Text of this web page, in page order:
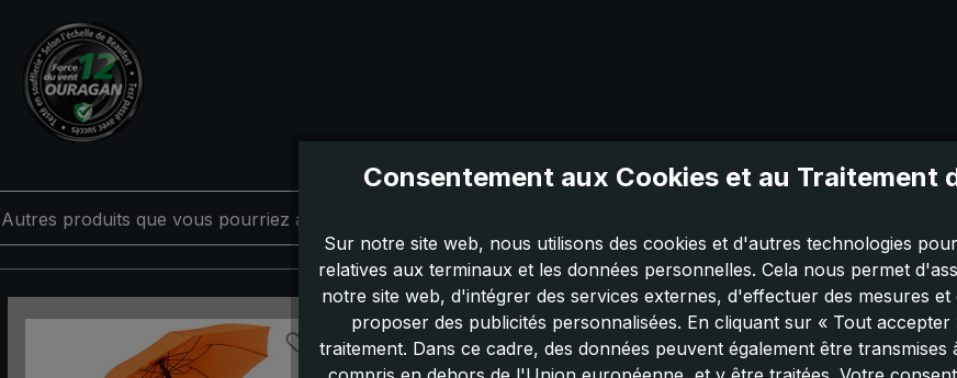
Autres produits que vous pourriez aimer :
Consentement aux Cookies et au Traitement
Sur notre site web, nous utilisons des cookies et d'autres technologies
relatives aux terminaux et les données personnelles. Cela nous permet
notre site web, d'intégrer des services externes, d'effectuer des mesures et
proposer des publicités personnalisées. En cliquant sur « Tout
traitement. Dans ce cadre, des données peuvent également être